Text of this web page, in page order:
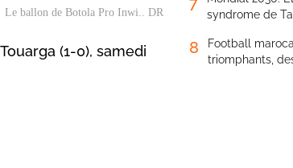
Le ballon de Botola Pro Inwi.. DR
(1-0), samedi
syndrome de
8
Football
triomphants,